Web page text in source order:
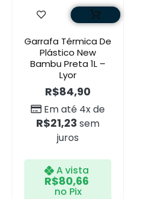
Garrafa Térmica De
Plástico New
Bambu Preta 1L –
Lyor
R$84,90
Em até 4x de
R$21,23 sem
juros
A vista
R$80,66
no Pix